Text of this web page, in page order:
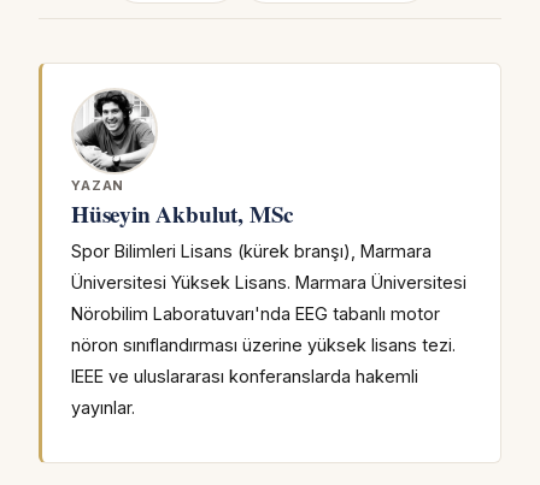
YAZAN
Hüseyin Akbulut, MSc
Spor Bilimleri Lisans (kürek branşı), Marmara
Üniversitesi Yüksek Lisans. Marmara Üniversitesi
Nörobilim Laboratuvarı'nda EEG tabanlı motor
nöron sınıflandırması üzerine yüksek lisans tezi.
IEEE ve uluslararası konferanslarda hakemli
yayınlar.